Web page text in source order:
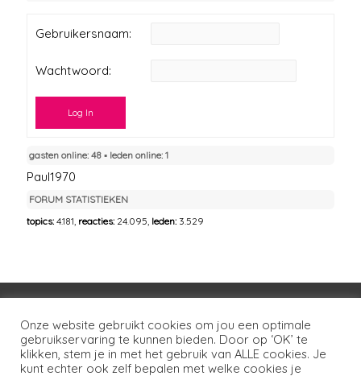
Gebruikersnaam:
Wachtwoord:
Log In
gasten online: 48 ▪︎ leden online: 1
Paul1970
FORUM STATISTIEKEN
topics:4.181, reacties: 24.095, leden: 3.529
Voorwaarden Huisregels
Privacybeleid
Disclaimer
Over LSG Ons netwerk Contact
Onze website gebruikt cookies om jou een optimale
gebruikservaring te kunnen bieden. Door op ‘OK’ te
klikken, stem je in met het gebruik van ALLE cookies. Je
kunt echter ook zelf bepalen met welke cookies je